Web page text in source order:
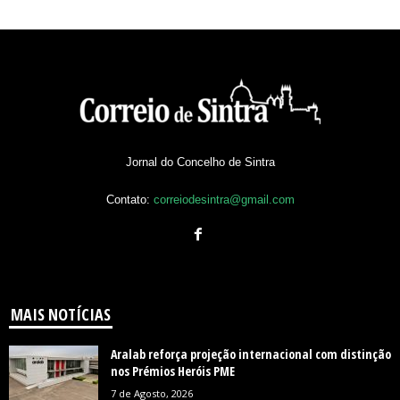
Jornal do Concelho de Sintra
Contato: correiodesintra@gmail.com
MAIS NOTÍCIAS
Aralab reforça projeção internacional com distinção
nos Prémios Heróis PME
7 de Agosto, 2026